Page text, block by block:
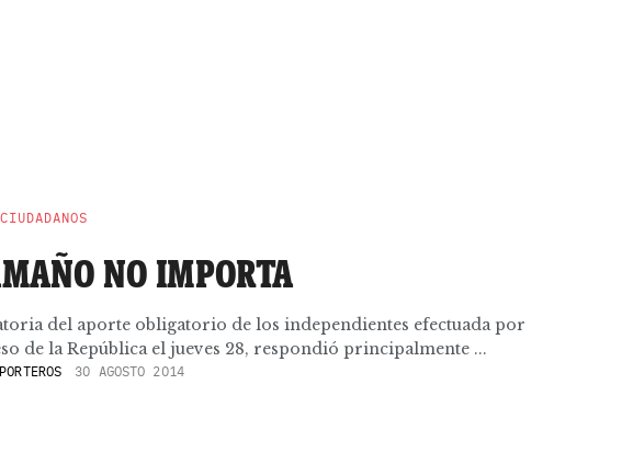
NO IMPORTA
del aporte obligatorio de los independientes efectuada por
de la República el jueves 28, respondió principalmente ...
30 AGOSTO 2014